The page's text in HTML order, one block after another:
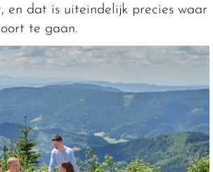
en dat is uiteindelijk precies waar
te gaan.